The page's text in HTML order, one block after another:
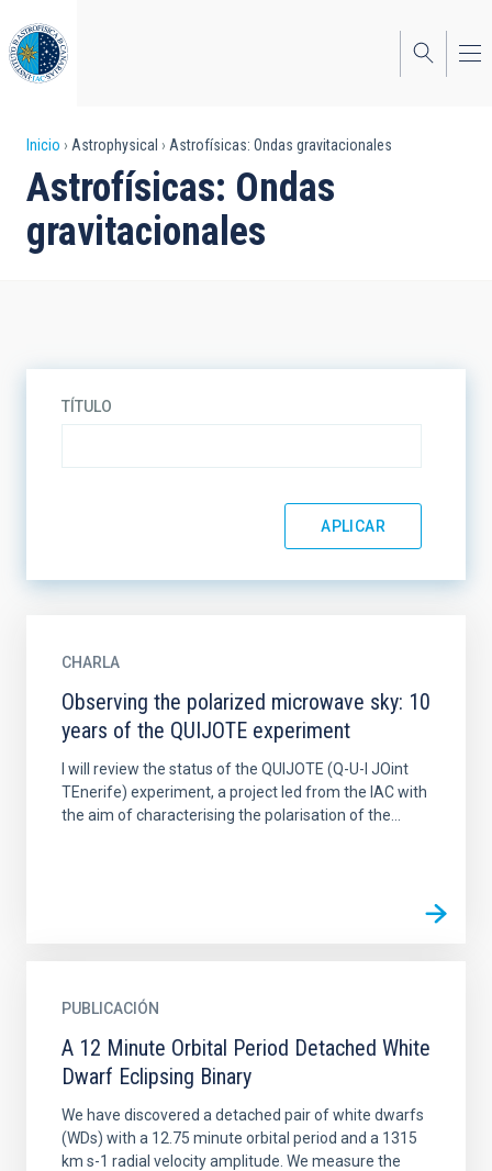
al
contenido
principal
Sobrescribir
enlaces
de
Inicio Astrophysical Astrofísicas: Ondas gravitacionales
Astrofísicas: Ondas
gravitacionales
TÍTULO
CHARLA
Observing the polarized microwave sky: 10
years of the QUIJOTE experiment
I will review the status of the QUIJOTE (Q-U-I JOint
TEnerife) experiment, a project led from the IAC with
the aim of characterising the polarisation of the...
PUBLICACIÓN
A 12 Minute Orbital Period Detached White
Dwarf Eclipsing Binary
We have discovered a detached pair of white dwarfs
(WDs) with a 12.75 minute orbital period and a 1315
km s-1 radial velocity amplitude. We measure the